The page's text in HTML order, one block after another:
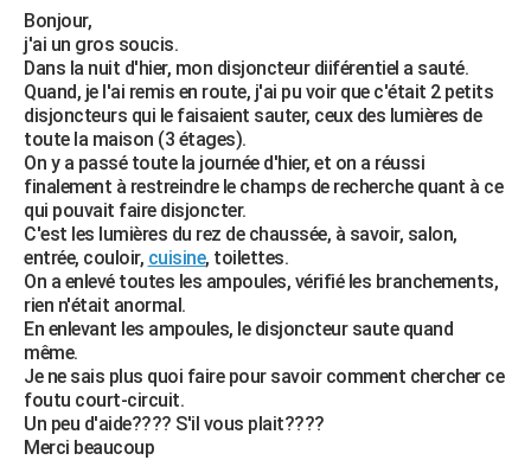
BRICOLAGE
Forum
Aménagement intérieur
Extérieur
Cuisine
Salle de bains
Jardinage
Rangement
WEEK-END
Guides de France
Escapades
Patrimoine
Expositions
Musées
Week-end nature
+LIFESTYLE
Art de vivre
Bien-être
Loisirs
Mode
Modes de vie
SANTE
Alimentation
Guide de la santé
Maladies
Médicaments
Sommeil
VOYAGE
Destinations
City break
Voyage nature
Voyage de noces
Forum
Climat
PHOTO
GUIDES D'ACHAT
BONS PLANS
CARTE DE VOEUX
Carte de Noël
Carte Bonne année
Carte Saint-Valentin
Carte Pâques
Carte d'anniversaire
DICTIONNAIRE
Bonjour,
j'ai un gros soucis.
Dans la nuit d'hier, mon disjoncteur diiférentiel a sauté.
Quand, je l'ai remis en route, j'ai pu voir que c'était 2 petits
disjoncteurs qui le faisaient sauter, ceux des lumières de
toute la maison (3 étages).
On y a passé toute la journée d'hier, et on a réussi
finalement à restreindre le champs de recherche quant à ce
qui pouvait faire disjoncter.
C'est les lumières du rez de chaussée, à savoir, salon,
entrée, couloir, cuisine, toilettes.
On a enlevé toutes les ampoules, vérifié les branchements,
rien n'était anormal.
En enlevant les ampoules, le disjoncteur saute quand
même.
Je ne sais plus quoi faire pour savoir comment chercher ce
foutu court-circuit.
Un peu d'aide???? S'il vous plait????
Merci beaucoup